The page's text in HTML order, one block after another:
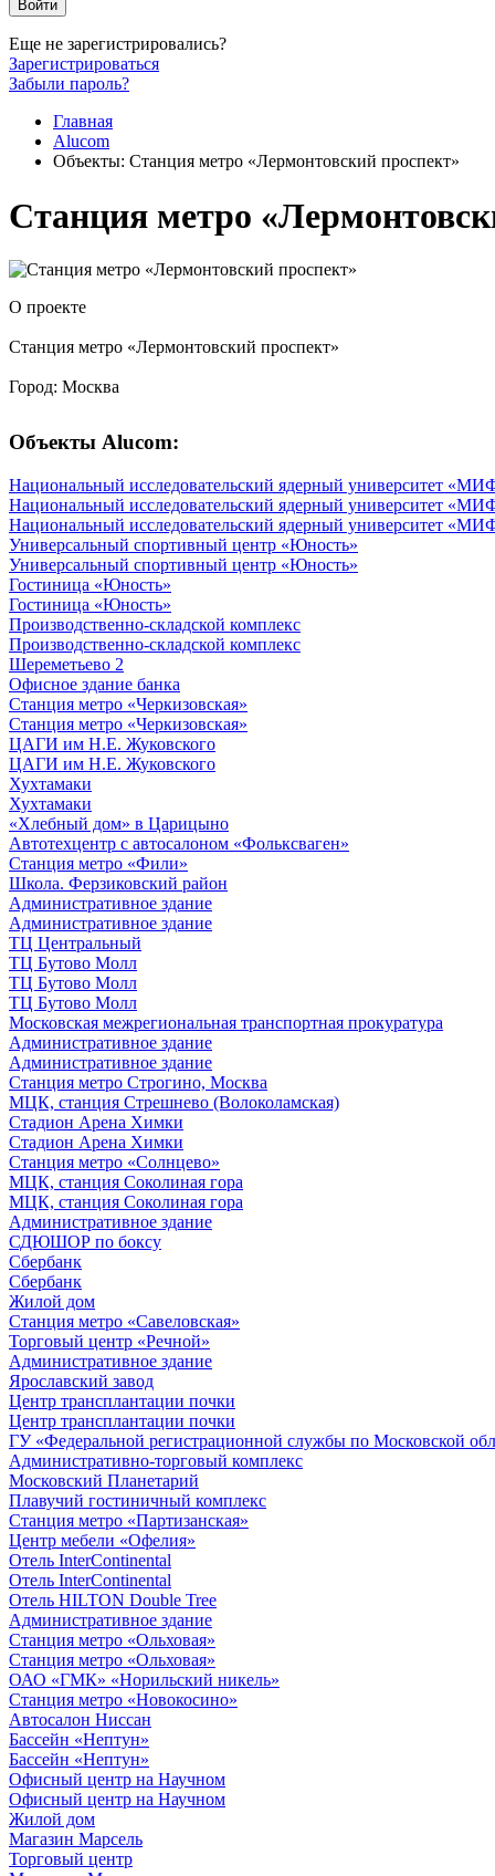
Еще не зарегистрировались?
Зарегистрироваться
Забыли пароль?
Главная
Alucom
Объекты: Станция метро «Лермонтовский проспект»
Станция метро
О проекте
Станция метро «Лермонтовский проспект»
Город: Москва
Объекты Alucom:
Национальный исследовательский ядерный универcитет
Национальный исследовательский ядерный универcитет
Национальный исследовательский ядерный универcитет
Универсальный спортивный центр «Юность»
Универсальный спортивный центр «Юность»
Гостиница «Юность»
Гостиница «Юность»
Производственно-складской комплекс
Производственно-складской комплекс
Шереметьево 2
Офисное здание банка
Станция метро «Черкизовская»
Станция метро «Черкизовская»
ЦАГИ им Н.Е. Жуковского
ЦАГИ им Н.Е. Жуковского
Хухтамаки
Хухтамаки
«Хлебный дом» в Царицыно
Автотехцентр с автосалоном «Фольксваген»
Станция метро «Фили»
Школа. Ферзиковский район
Административное здание
Административное здание
ТЦ Центральный
ТЦ Бутово Молл
ТЦ Бутово Молл
ТЦ Бутово Молл
Московская межрегиональная транспортная прокуратура
Административное здание
Административное здание
Станция метро Строгино, Москва
МЦК, станция Стрешнево (Волоколамская)
Стадион Арена Химки
Стадион Арена Химки
Станция метро «Солнцево»
МЦК, станция Соколиная гора
МЦК, станция Соколиная гора
Административное здание
СДЮШОР по боксу
Сбербанк
Сбербанк
Жилой дом
Станция метро «Савеловская»
Торговый центр «Речной»
Административное здание
Ярославский завод
Центр трансплантации почки
Центр трансплантации почки
ГУ «Федеральной регистрационной службы по Московской
Административно-торговый комплекс
Московский Планетарий
Плавучий гостиничный комплекс
Станция метро «Партизанская»
Центр мебели «Офелия»
Отель InterContinental
Отель InterContinental
Отель HILTON Double Tree
Административное здание
Станция метро «Ольховая»
Станция метро «Ольховая»
ОАО «ГМК» «Норильский никель»
Станция метро «Новокосино»
Автосалон Ниссан
Бассейн «Нептун»
Бассейн «Нептун»
Офисный центр на Научном
Офисный центр на Научном
Жилой дом
Магазин Марсель
Торговый центр